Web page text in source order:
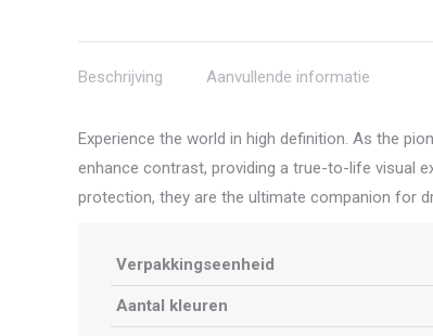
Beschrijving Aanvullende informatie
Experience the world in high definition. As the
enhance contrast, providing a true-to-life visual
protection, they are the ultimate companion for
Verpakkingseenheid
Aantal kleuren